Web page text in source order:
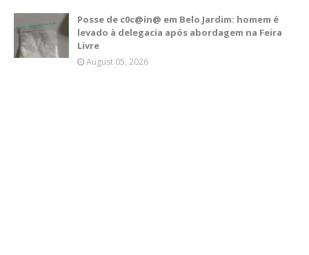
Posse de c0c@ín@ em Belo Jardim: homem é
levado à delegacia após abordagem na Feira
Livre
August 05, 2026